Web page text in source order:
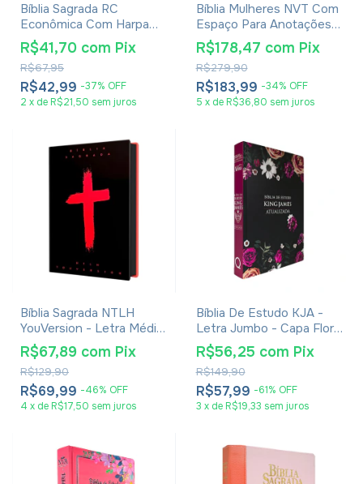
Bíblia Sagrada RC
Econômica Com Harpa
Avivada E Corinhos -
Letra Gigante - Capa
Dura Reis Dos Reis Com
Aba Adesiva
R$42,99 -37% OFF
R$67,95
R$41,70 com Pix
2 x de R$21,50 sem juros
Bíblia Mulheres NVT Com
Espaço Para Anotações -
Viviane Martinello - Capa
Luxo Para Um Tempo
Como Este
R$183,99 -34% OFF
R$279,90
R$178,47 com Pix
5 x de R$36,80 sem juros
Bíblia Sagrada NTLH
YouVersion - Letra Média
- Capa Dura Cruz
Vermelha
R$69,99 -46% OFF
R$129,90
R$67,89 com Pix
4 x de R$17,50 sem juros
Bíblia De Estudo KJA -
Letra Jumbo - Capa Floral
Pink
R$57,99 -61% OFF
R$149,90
R$56,25 com Pix
3 x de R$19,33 sem juros